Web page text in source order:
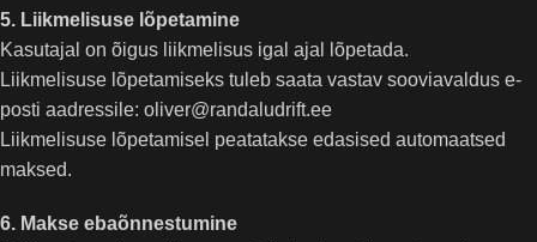
5. Liikmelisuse lõpetamine
Kasutajal on õigus liikmelisus igal ajal lõpetada.
Liikmelisuse lõpetamiseks tuleb saata vastav sooviavaldus e-
posti aadressile: oliver@randaludrift.ee
Liikmelisuse lõpetamisel peatatakse edasised automaatsed
maksed.
6. Makse ebaõnnestumine